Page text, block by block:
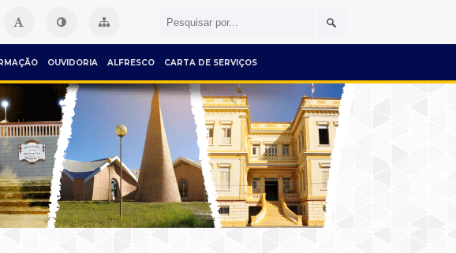
OUVIDORIA ALFRESCO CARTA DE SERVIÇOS